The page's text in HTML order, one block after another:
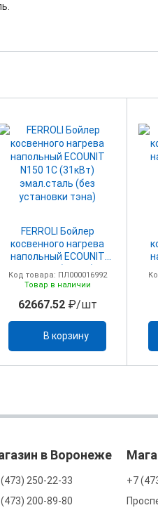
FERROLI Бойлер
косвенного нагрева
напольный ECOUNIT
N150 1С (31кВт)
эмал.сталь (без
Код товара: ПЛ000016992
Товар в наличии
62667.52₽/шт
В корзину
в Воронеже
250-22-33
200-89-80
+7